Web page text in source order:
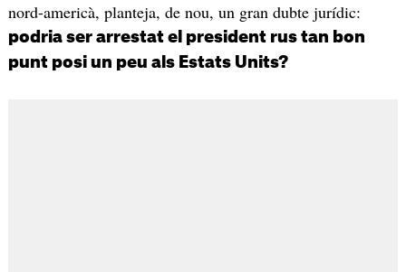
nord-americà, planteja, de nou, un gran dubte jurídic:
podria ser arrestat el president rus tan bon
punt posi un peu als Estats Units?